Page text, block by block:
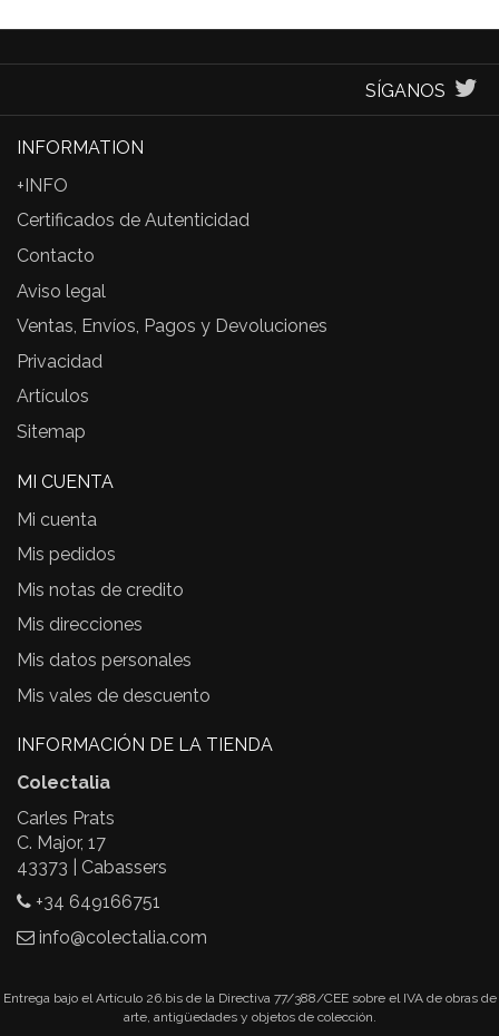
SÍGANOS
INFORMATION
+INFO
Certificados de Autenticidad
Contacto
Aviso legal
Ventas, Envíos, Pagos y Devoluciones
Privacidad
Artículos
Sitemap
MI CUENTA
Mi cuenta
Mis pedidos
Mis notas de credito
Mis direcciones
Mis datos personales
Mis vales de descuento
INFORMACIÓN DE LA TIENDA
Colectalia
Carles Prats
C. Major, 17
43373 | Cabassers
+34 649166751
info@colectalia.com
Entrega bajo el Artículo 26.bis de la Directiva 77/388/CEE sobre el IVA de obras de
arte, antigüedades y objetos de colección.